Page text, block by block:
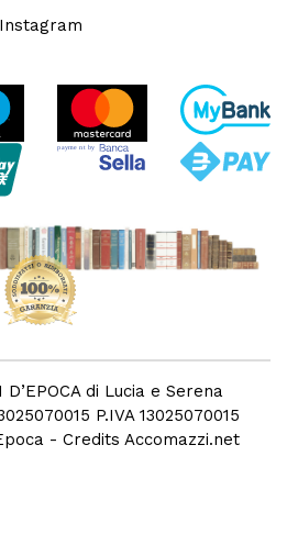
Instagram
D’EPOCA di Lucia e Serena
P.IVA 13025070015
- Credits Accomazzi.net